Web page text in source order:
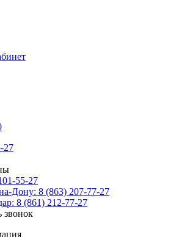
27
55-27
Дону: 8 (863) 207-77-27
8 (861) 212-77-27
звонок